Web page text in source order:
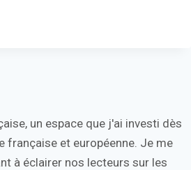
un espace que j'ai investi dès
française et européenne. Je me
à éclairer nos lecteurs sur les